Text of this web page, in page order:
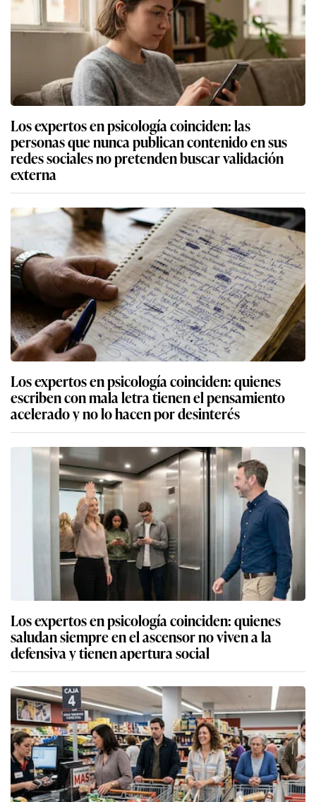
Los expertos en psicología coinciden: las
personas que nunca publican contenido en sus
redes sociales no pretenden buscar validación
externa
Los expertos en psicología coinciden: quienes
escriben con mala letra tienen el pensamiento
acelerado y no lo hacen por desinterés
Los expertos en psicología coinciden: quienes
saludan siempre en el ascensor no viven a la
defensiva y tienen apertura social